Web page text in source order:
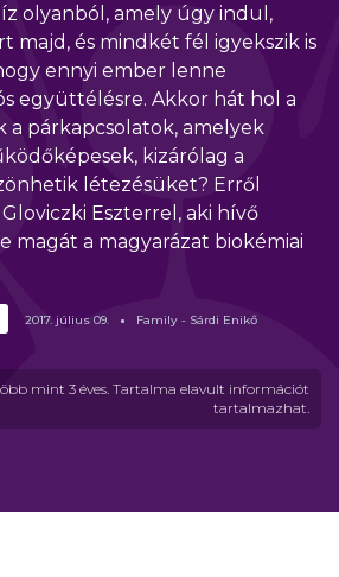
olyanból, amely úgy indul,
majd, és mindkét fél igyekszik is
ennyi ember lenne
együttélésre. Akkor hát hol a
a párkapcsolatok, amelyek
kizárólag a
létezésüket? Erről
Eszterrel, aki hívő
magát a magyarázat biokémiai
mint 3 éves. Tartalma elavult információt
tartalmazhat.
2017. július 09. Family - Sárdi Enikő